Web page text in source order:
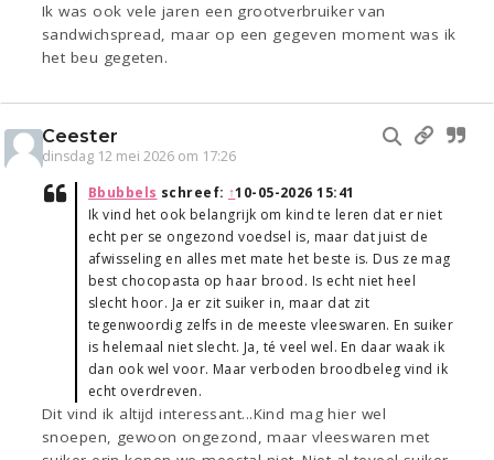
Ik was ook vele jaren een grootverbruiker van
sandwichspread, maar op een gegeven moment was ik
het beu gegeten.
Ceester
dinsdag 12 mei 2026 om 17:26
Bbubbels schreef: ↑10-05-2026 15:41
Ik vind het ook belangrijk om kind te leren dat er niet
echt per se ongezond voedsel is, maar dat juist de
afwisseling en alles met mate het beste is. Dus ze mag
best chocopasta op haar brood. Is echt niet heel
slecht hoor. Ja er zit suiker in, maar dat zit
tegenwoordig zelfs in de meeste vleeswaren. En suiker
is helemaal niet slecht. Ja, té veel wel. En daar waak ik
dan ook wel voor. Maar verboden broodbeleg vind ik
echt overdreven.
Dit vind ik altijd interessant...Kind mag hier wel
snoepen, gewoon ongezond, maar vleeswaren met